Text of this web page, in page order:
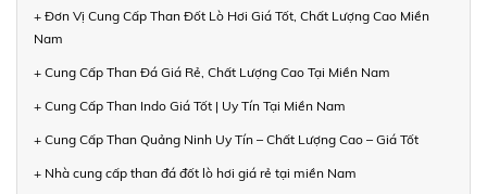
+ Đơn Vị Cung Cấp Than Đốt Lò Hơi Giá Tốt, Chất Lượng Cao Miền
Nam
+ Cung Cấp Than Đá Giá Rẻ, Chất Lượng Cao Tại Miền Nam
+ Cung Cấp Than Indo Giá Tốt | Uy Tín Tại Miền Nam
+ Cung Cấp Than Quảng Ninh Uy Tín – Chất Lượng Cao – Giá Tốt
+ Nhà cung cấp than đá đốt lò hơi giá rẻ tại miền Nam